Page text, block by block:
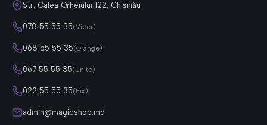
Str. Calea Orheiului 122, Chișinău
078 55 55 35(Viber)
068 55 55 35(Orange)
067 55 55 35(Unite)
022 55 55 35(Fix)
admin@magicshop.md